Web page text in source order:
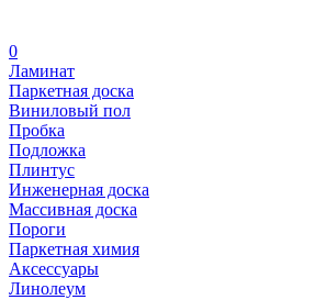
0
Ламинат
Паркетная доска
Виниловый пол
Пробка
Подложка
Плинтус
Инженерная доска
Массивная доска
Пороги
Паркетная химия
Аксессуары
Линолеум